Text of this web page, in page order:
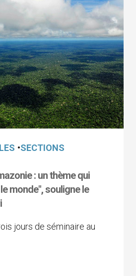
•SECTIONS
: un thème qui
monde", souligne le
jours de séminaire au